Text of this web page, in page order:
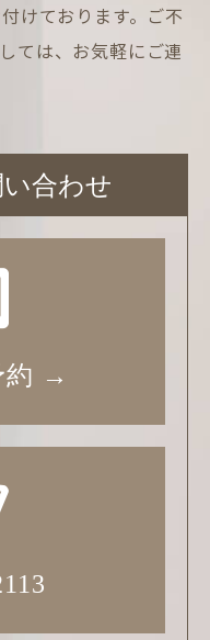
けております。 ご不
ては、お気軽にご連
合わせ
約 →